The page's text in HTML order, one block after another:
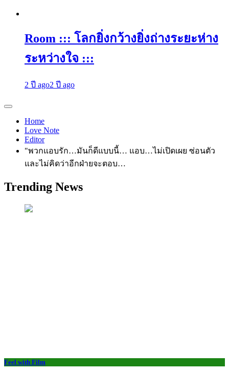
Room ::: โลกยิ่งกว้างยิ่งถ่างระยะห่าง
ระหว่างใจ :::
2 ปี ago2 ปี ago
Home
Love Note
Editor
"พวกแอบรัก…มันก็ดีแบบนี้… แอบ…ไม่เปิดเผย ซ่อนตัว
และไม่คิดว่าอีกฝ่ายจะตอบ…
Trending News
Feel with Film